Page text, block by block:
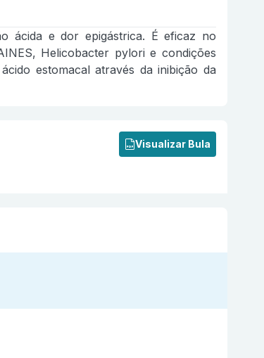
ácida e dor epigástrica. É eficaz no
Helicobacter pylori e condições
estomacal através da inibição da
Visualizar Bula